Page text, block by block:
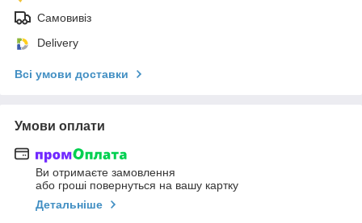
Самовивіз
Delivery
Всі умови доставки
Умови оплати
Ви отримаєте замовлення
або гроші повернуться на вашу картку
Детальніше